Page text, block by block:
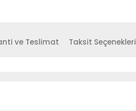
ve Teslimat Taksit Seçenekleri